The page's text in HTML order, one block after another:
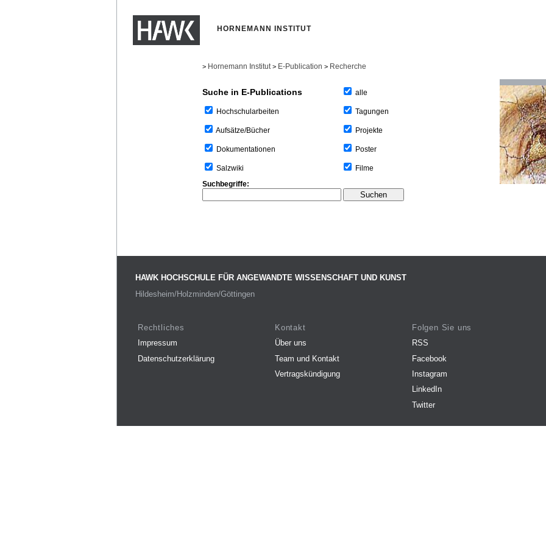
HORNEMANN INSTITUT
> Hornemann Institut > E-Publication > Recherche
Suche in E-Publications
Hochschularbeiten
Aufsätze/Bücher
Dokumentationen
Salzwiki
alle
Tagungen
Projekte
Poster
Filme
Suchbegriffe:
HAWK HOCHSCHULE FÜR ANGEWANDTE WISSENSCHAFT UND KUNST
Hildesheim/Holzminden/Göttingen
Rechtliches
Impressum
Datenschutzerklärung
Kontakt
Über uns
Team und Kontakt
Vertragskündigung
Folgen Sie uns
RSS
Facebook
Instagram
LinkedIn
Twitter